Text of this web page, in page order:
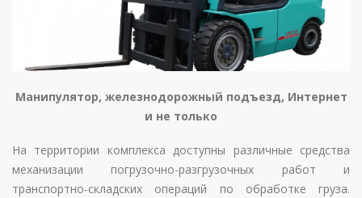
Манипулятор, железнодорожный подъезд, Интернет
и не только
На территории комплекса доступны различные средства
механизации погрузочно-разгрузочных работ и
транспортно-складских операций по обработке груза.